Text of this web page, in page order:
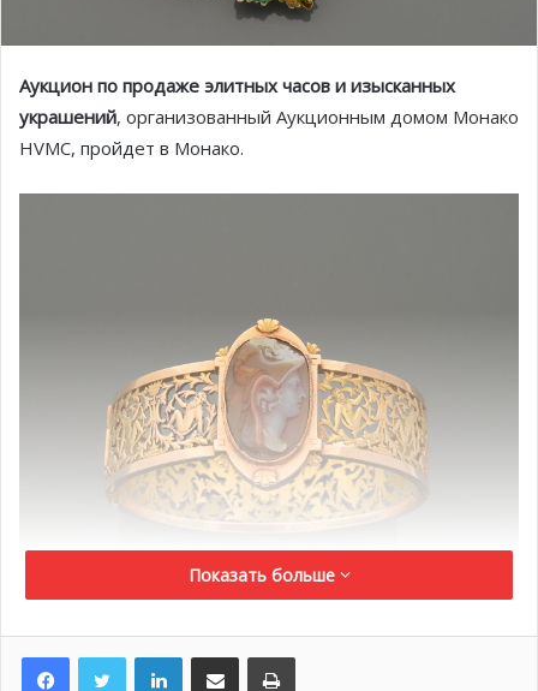
Аукцион по продаже элитных часов и изысканных
украшений, организованный Аукционным домом Монако
HVMC, пройдет в Монако.
Показать больше
LinkedInПоделиться по электронной почте Распечатать